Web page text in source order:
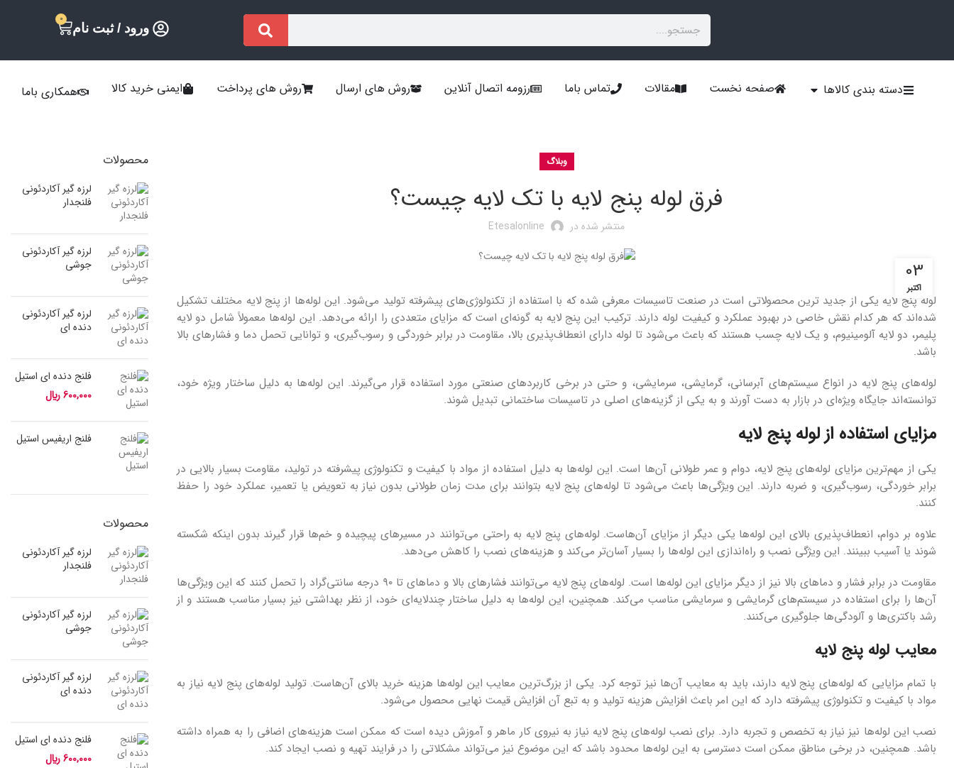
ورود / ثبت نام
0
دسته بندی کالاها صفحه نخست مقالات تماس باما رزومه اتصال آنلاین روش های ارسال روش های پرداخت ایمنی خرید کالا همکاری باما
وبلاگ
فرق لوله پنج لایه با تک لایه چیست؟
منتشر شده در Etesalonline
03
اکتبر
لوله پنج لایه یکی از جدید ترین محصولاتی است در صنعت تاسیسات معرفی شده که با استفاده از تکنولوژی‌های پیشرفته تولید می‌شود. این لوله‌ها از پنج لایه مختلف تشکیل
شده‌اند که هر کدام نقش خاصی در بهبود عملکرد و کیفیت لوله دارند. ترکیب این پنج لایه به گونه‌ای است که مزایای متعددی را ارائه می‌دهد. این لوله‌ها معمولاً شامل دو لایه
پلیمر، دو لایه آلومینیوم، و یک لایه چسب هستند که باعث می‌شود تا لوله دارای انعطاف‌پذیری بالا، مقاومت در برابر خوردگی و رسوب‌گیری، و توانایی تحمل دما و فشارهای بالا
باشد.
لوله‌های پنج لایه در انواع سیستم‌های آبرسانی، گرمایشی، سرمایشی، و حتی در برخی کاربردهای صنعتی مورد استفاده قرار می‌گیرند. این لوله‌ها به دلیل ساختار ویژه خود،
توانسته‌اند جایگاه ویژه‌ای در بازار به دست آورند و به یکی از گزینه‌های اصلی در تاسیسات ساختمانی تبدیل شوند.
مزایای استفاده از لوله پنج لایه
یکی از مهم‌ترین مزایای لوله‌های پنج لایه، دوام و عمر طولانی آن‌ها است. این لوله‌ها به دلیل استفاده از مواد با کیفیت و تکنولوژی پیشرفته در تولید، مقاومت بسیار بالایی در
برابر خوردگی، رسوب‌گیری، و ضربه دارند. این ویژگی‌ها باعث می‌شود تا لوله‌های پنج لایه بتوانند برای مدت زمان طولانی بدون نیاز به تعویض یا تعمیر، عملکرد خود را حفظ
کنند.
علاوه بر دوام، انعطاف‌پذیری بالای این لوله‌ها یکی دیگر از مزایای آن‌هاست. لوله‌های پنج لایه به راحتی می‌توانند در مسیرهای پیچیده و خم‌ها قرار گیرند بدون اینکه شکسته
شوند یا آسیب ببینند. این ویژگی نصب و راه‌اندازی این لوله‌ها را بسیار آسان‌تر می‌کند و هزینه‌های نصب را کاهش می‌دهد.
مقاومت در برابر فشار و دماهای بالا نیز از دیگر مزایای این لوله‌ها است. لوله‌های پنج لایه می‌توانند فشارهای بالا و دماهای تا ۹۰ درجه سانتی‌گراد را تحمل کنند که این ویژگی‌ها
آن‌ها را برای استفاده در سیستم‌های گرمایشی و سرمایشی مناسب می‌کند. همچنین، این لوله‌ها به دلیل ساختار چندلایه‌ای خود، از نظر بهداشتی نیز بسیار مناسب هستند و از
رشد باکتری‌ها و آلودگی‌ها جلوگیری می‌کنند.
معایب لوله پنج لایه
با تمام مزایایی که لوله‌های پنج لایه دارند، باید به معایب آن‌ها نیز توجه کرد. یکی از بزرگ‌ترین معایب این لوله‌ها هزینه خرید بالای آن‌هاست. تولید لوله‌های پنج لایه نیاز به
مواد با کیفیت و تکنولوژی پیشرفته دارد که این امر باعث افزایش هزینه تولید و به تبع آن افزایش قیمت نهایی محصول می‌شود.
نصب این لوله‌ها نیز نیاز به تخصص و تجربه دارد. برای نصب لوله‌های پنج لایه نیاز به نیروی کار ماهر و آموزش دیده است که ممکن است هزینه‌های اضافی را به همراه داشته
باشد. همچنین، در برخی مناطق ممکن است دسترسی به این لوله‌ها محدود باشد که این موضوع نیز می‌تواند مشکلاتی را در فرایند تهیه و نصب ایجاد کند.
محصولات
لرزه گیر آکاردئونی
فلنجدار
لرزه گیر آکاردئونی
جوشی
لرزه گیر آکاردئونی
دنده ای
فلنج دنده ای استیل
600,000﷼
فلنج اریفیس استیل
محصولات
لرزه گیر آکاردئونی
فلنجدار
لرزه گیر آکاردئونی
جوشی
لرزه گیر آکاردئونی
دنده ای
فلنج دنده ای استیل
600,000﷼